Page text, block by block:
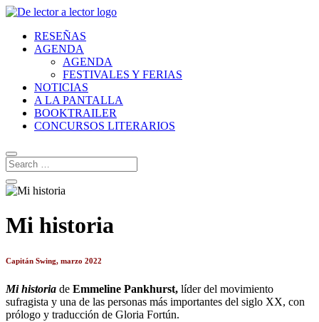
RESEÑAS
AGENDA
AGENDA
FESTIVALES Y FERIAS
NOTICIAS
A LA PANTALLA
BOOKTRAILER
CONCURSOS LITERARIOS
Mi historia
Capitán Swing, marzo 2022
Mi historia de Emmeline Pankhurst, líder del movimiento
sufragista y una de las personas más importantes del siglo XX, con
prólogo y traducción de Gloria Fortún.